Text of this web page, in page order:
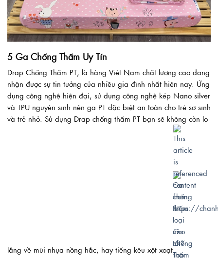
5 Ga Chống Thấm Uy Tín
Drap Chống Thấm PT, là hàng Việt Nam chất lượng cao đang
nhận được sự tin tưởng của nhiều gia đình nhất hiên nay. Ứng
dụng công nghệ hiện đại, sử dụng công nghệ kép Nano silver
và TPU nguyên sinh nên ga PT đặc biệt an toàn cho trẻ sơ sinh
và trẻ nhỏ. Sử dụng Drap chống thấm PT bạn sẽ không còn lo
lắng về mùi nhựa nồng hắc, hay tiếng kêu xột xoạt